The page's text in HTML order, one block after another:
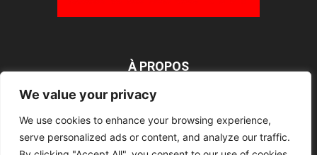
We value your privacy
We use cookies to enhance your browsing experience,
serve personalized ads or content, and analyze our traffic.
À PROPOS
SUIVEZ NOUS